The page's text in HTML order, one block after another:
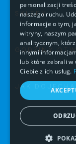
SKLEPY
GODZINY
JAK
personalizacji
naszego ruchu.
informacje o tym,
witryny, naszym
analitycznym,
innymi
lub które zebrali w
Ciebie z ich usług.